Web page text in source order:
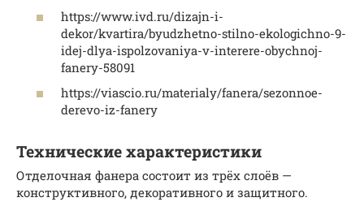
https://www.ivd.ru/dizajn-i-
dekor/kvartira/byudzhetno-stilno-ekologichno-9-
idej-dlya-ispolzovaniya-v-interere-obychnoj-
fanery-58091
https://viascio.ru/materialy/fanera/sezonnoe-
derevo-iz-fanery
Технические характеристики
Отделочная фанера состоит из трёх слоёв —
конструктивного, декоративного и защитного.